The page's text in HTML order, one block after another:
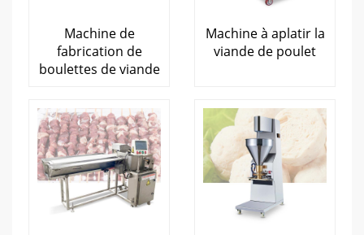
Machine de
fabrication de
boulettes de viande
Machine à aplatir la
viande de poulet